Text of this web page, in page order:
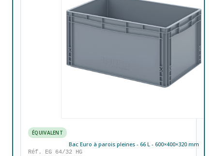
ÉQUIVALENT
Bac Euro à parois pleines - 66 L - 600×400×320 mm
Réf. EG 64/32 HG